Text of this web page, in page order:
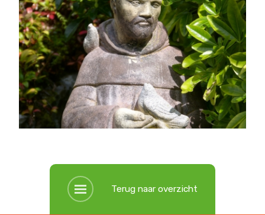
Terug naar overzicht